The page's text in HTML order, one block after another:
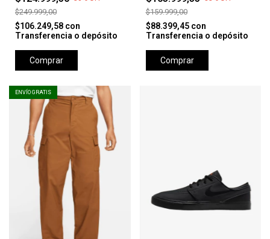
$249.999,00
$106.249,58 con
Transferencia o depósito
Comprar
$159.999,00
$88.399,45 con
Transferencia o depósito
Comprar
ENVÍO GRATIS